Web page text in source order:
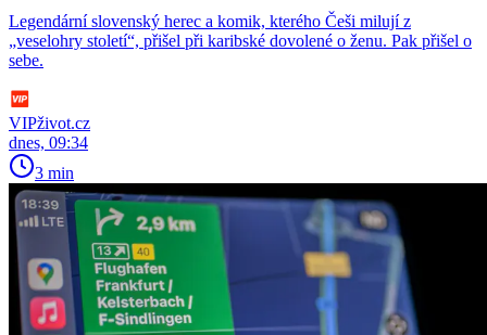
Legendární slovenský herec a komik, kterého Češi milují z
„veselohry století“, přišel při karibské dovolené o ženu. Pak přišel o
sebe.
VIPživot.cz
dnes, 09:34
3 min